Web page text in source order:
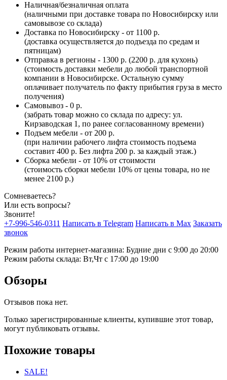
Наличная/безналичная оплата
(наличными при доставке товара по Новосибирску или
самовывозе со склада)
Доставка по Новосибирску - от 1100 р.
(доставка осуществляется до подъезда по средам и
пятницам)
Отправка в регионы - 1300 р. (2200 р. для кухонь)
(стоимость доставки мебели до любой транспортной
компании в Новосибирске. Остальную сумму
оплачивает получатель по факту прибытия груза в место
получения)
Самовывоз - 0 р.
(забрать товар можно со склада по адресу: ул.
Кирзаводская 1, по ранее согласованному времени)
Подъем мебели - от 200 р.
(при наличии рабочего лифта стоимость подъема
составит 400 р. Без лифта 200 р. за каждый этаж.)
Сборка мебели - от 10% от стоимости
(стоимость сборки мебели 10% от цены товара, но не
менее 2100 р.)
Сомневаетесь?
Или есть вопросы?
Звоните!
+7-996-546-0311 Написать в Telegram Написать в Max Заказать
звонок
Режим работы интернет-магазина: Будние дни с 9:00 до 20:00
Режим работы склада: Вт,Чт с 17:00 до 19:00
Обзоры
Отзывов пока нет.
Только зарегистрированные клиенты, купившие этот товар,
могут публиковать отзывы.
Похожие товары
SALE!